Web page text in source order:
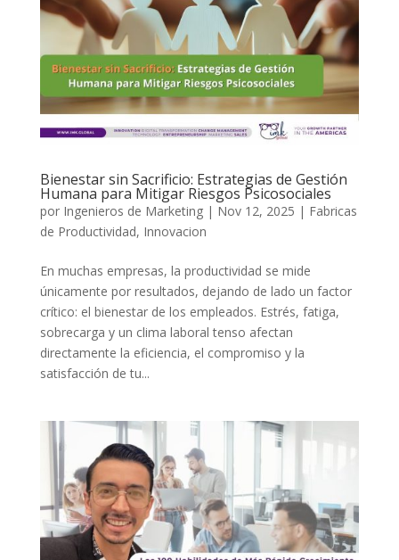
Bienestar sin Sacrificio: Estrategias de Gestión
Humana para Mitigar Riesgos Psicosociales
por Ingenieros de Marketing| Nov 12, 2025 | Fabricas
de Productividad, Innovacion
En muchas empresas, la productividad se mide
únicamente por resultados, dejando de lado un factor
crítico: el bienestar de los empleados. Estrés, fatiga,
sobrecarga y un clima laboral tenso afectan
directamente la eficiencia, el compromiso y la
satisfacción de tu...